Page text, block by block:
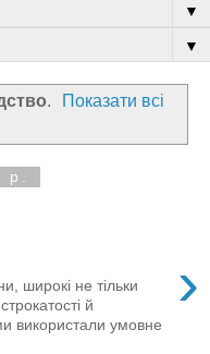
▼
▼
.
Показати всі
р.
›
широкі не тільки
й
використали умовне